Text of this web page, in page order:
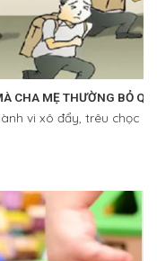
CHA MẸ THƯỜNG BỎ
vi xô đẩy, trêu chọc